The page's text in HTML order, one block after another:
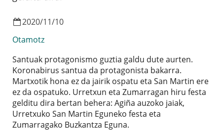
2020/11/10
Otamotz
Santuak protagonismo guztia galdu dute aurten.
Koronabirus santua da protagonista bakarra.
Martxotik hona ez da jairik ospatu eta San Martin ere
ez da ospatuko. Urretxun eta Zumarragan hiru festa
gelditu dira bertan behera: Agiña auzoko jaiak,
Urretxuko San Martin Eguneko festa eta
Zumarragako Buzkantza Eguna.